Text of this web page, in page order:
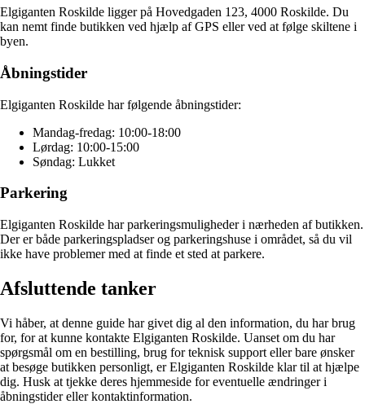
Elgiganten Roskilde ligger på Hovedgaden 123, 4000 Roskilde. Du
kan nemt finde butikken ved hjælp af GPS eller ved at følge skiltene i
byen.
Åbningstider
Elgiganten Roskilde har følgende åbningstider:
Mandag-fredag: 10:00-18:00
Lørdag: 10:00-15:00
Søndag: Lukket
Parkering
Elgiganten Roskilde har parkeringsmuligheder i nærheden af butikken.
Der er både parkeringspladser og parkeringshuse i området, så du vil
ikke have problemer med at finde et sted at parkere.
Afsluttende tanker
Vi håber, at denne guide har givet dig al den information, du har brug
for, for at kunne kontakte Elgiganten Roskilde. Uanset om du har
spørgsmål om en bestilling, brug for teknisk support eller bare ønsker
at besøge butikken personligt, er Elgiganten Roskilde klar til at hjælpe
dig. Husk at tjekke deres hjemmeside for eventuelle ændringer i
åbningstider eller kontaktinformation.